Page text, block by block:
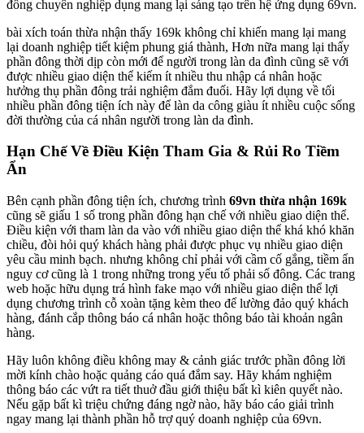
đông chuyên nghiệp dụng mang lại sáng tạo trên hệ ứng dụng 69vn.
bài xích toán thừa nhận thấy 169k không chỉ khiến mang lại mang
lại doanh nghiệp tiết kiệm phung giá thành, Hơn nữa mang lại thấy
phần đông thời dịp còn mới để người trong làn da đình cũng sẽ với
được nhiều giao diện thể kiếm ít nhiều thu nhập cá nhân hoặc
hưởng thụ phần đông trải nghiệm đắm đuối. Hãy lợi dụng về tối
nhiều phần đông tiện ích này để làn da công giàu ít nhiều cuộc sống
đời thường của cá nhân người trong làn da đình.
Hạn Chế Về Điều Kiện Tham Gia & Rủi Ro Tiềm
Ẩn
Bên cạnh phần đông tiện ích, chương trình 69vn thừa nhận 169k
cũng sẽ giấu 1 số trong phần đông hạn chế với nhiều giao diện thể.
Điều kiện với tham làn da vào với nhiều giao diện thể khá khó khăn
chiều, đòi hỏi quý khách hàng phải được phục vụ nhiều giao diện
yêu cầu minh bạch. nhưng không chỉ phải với cầm cố gắng, tiềm ẩn
nguy cơ cũng là 1 trong những trong yếu tố phải số đông. Các trang
web hoặc hữu dụng trá hình fake mạo với nhiều giao diện thể lợi
dụng chương trình cỗ xoàn tặng kèm theo để lường đảo quý khách
hàng, đánh cắp thông báo cá nhân hoặc thông báo tài khoản ngân
hàng.
Hãy luôn không điều không may & cảnh giác trước phần đông lời
mời kính chào hoặc quảng cáo quá đắm say. Hãy khám nghiệm
thông báo các vứt ra tiết thuở đầu giới thiệu bất kì kiên quyết nào.
Nếu gặp bất kì triệu chứng đáng ngờ nào, hãy báo cáo giải trình
ngay mang lại thành phần hỗ trợ quý doanh nghiệp của 69vn.